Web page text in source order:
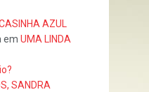
AZUL
em UMA LINDA
SANDRA